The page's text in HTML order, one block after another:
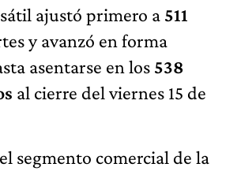
ajustó primero a 511
y avanzó en forma
asentarse en los 538
al cierre del viernes 15 de
segmento comercial de la